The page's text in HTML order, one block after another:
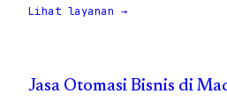
Lihat layanan →
Jasa Otomasi Bisnis di